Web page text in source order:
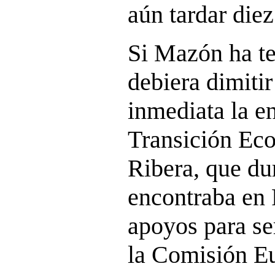
aún tardar
Si Mazón ha
debiera
inmediata la
Transición
Ribera, que
encontraba
apoyos para
la Comisión